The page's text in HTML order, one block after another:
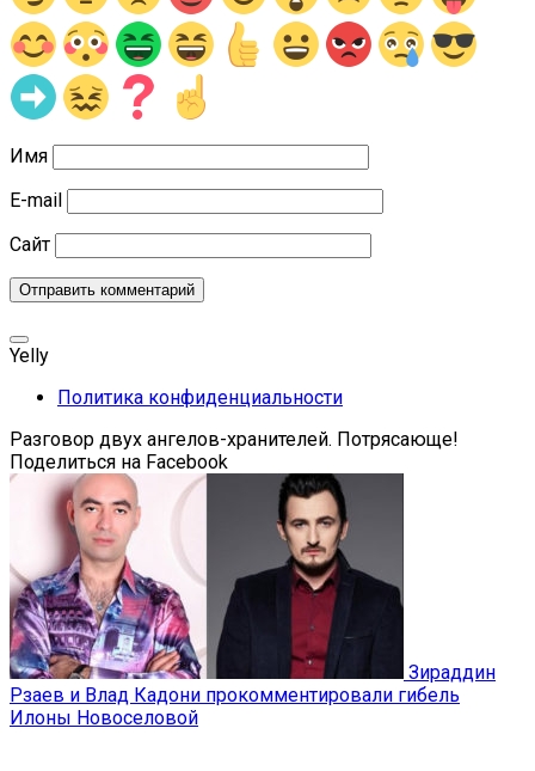
Имя
E-mail
Сайт
Yelly
Политика конфиденциальности
Разговор двух ангелов-хранителей. Потрясающе!
Поделиться на Facebook
Зираддин
Рзаев и Влад Кадони прокомментировали гибель
Илоны Новоселовой